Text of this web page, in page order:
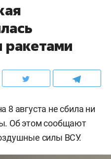
ракетами
8 августа не сбила ни
Об этом сообщают
силы ВСУ.